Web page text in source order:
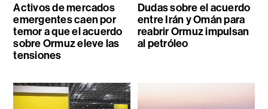
Activos de mercados
emergentes caen por
temor a que el acuerdo
sobre Ormuz eleve las
tensiones
Dudas sobre el acuerdo
entre Irán y Omán para
reabrir Ormuz impulsan
al petróleo